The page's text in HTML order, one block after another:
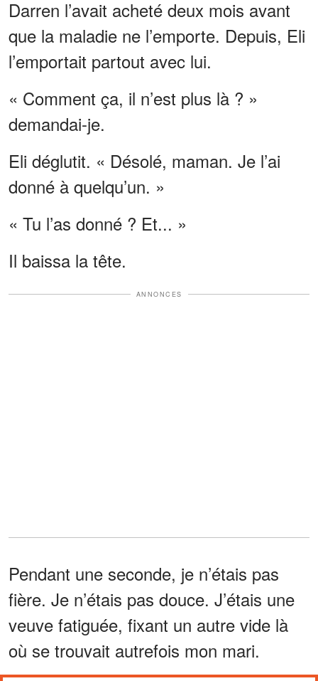
Darren l’avait acheté deux mois avant
que la maladie ne l’emporte. Depuis, Eli
l’emportait partout avec lui.
« Comment ça, il n’est plus là ? »
demandai-je.
Eli déglutit. « Désolé, maman. Je l’ai
donné à quelqu’un. »
« Tu l’as donné ? Et... »
Il baissa la tête.
ANNONCES
Pendant une seconde, je n’étais pas
fière. Je n’étais pas douce. J’étais une
veuve fatiguée, fixant un autre vide là
où se trouvait autrefois mon mari.